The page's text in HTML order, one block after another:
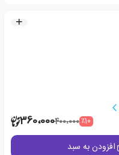
٪10400،000360،000
افزودن به سبد